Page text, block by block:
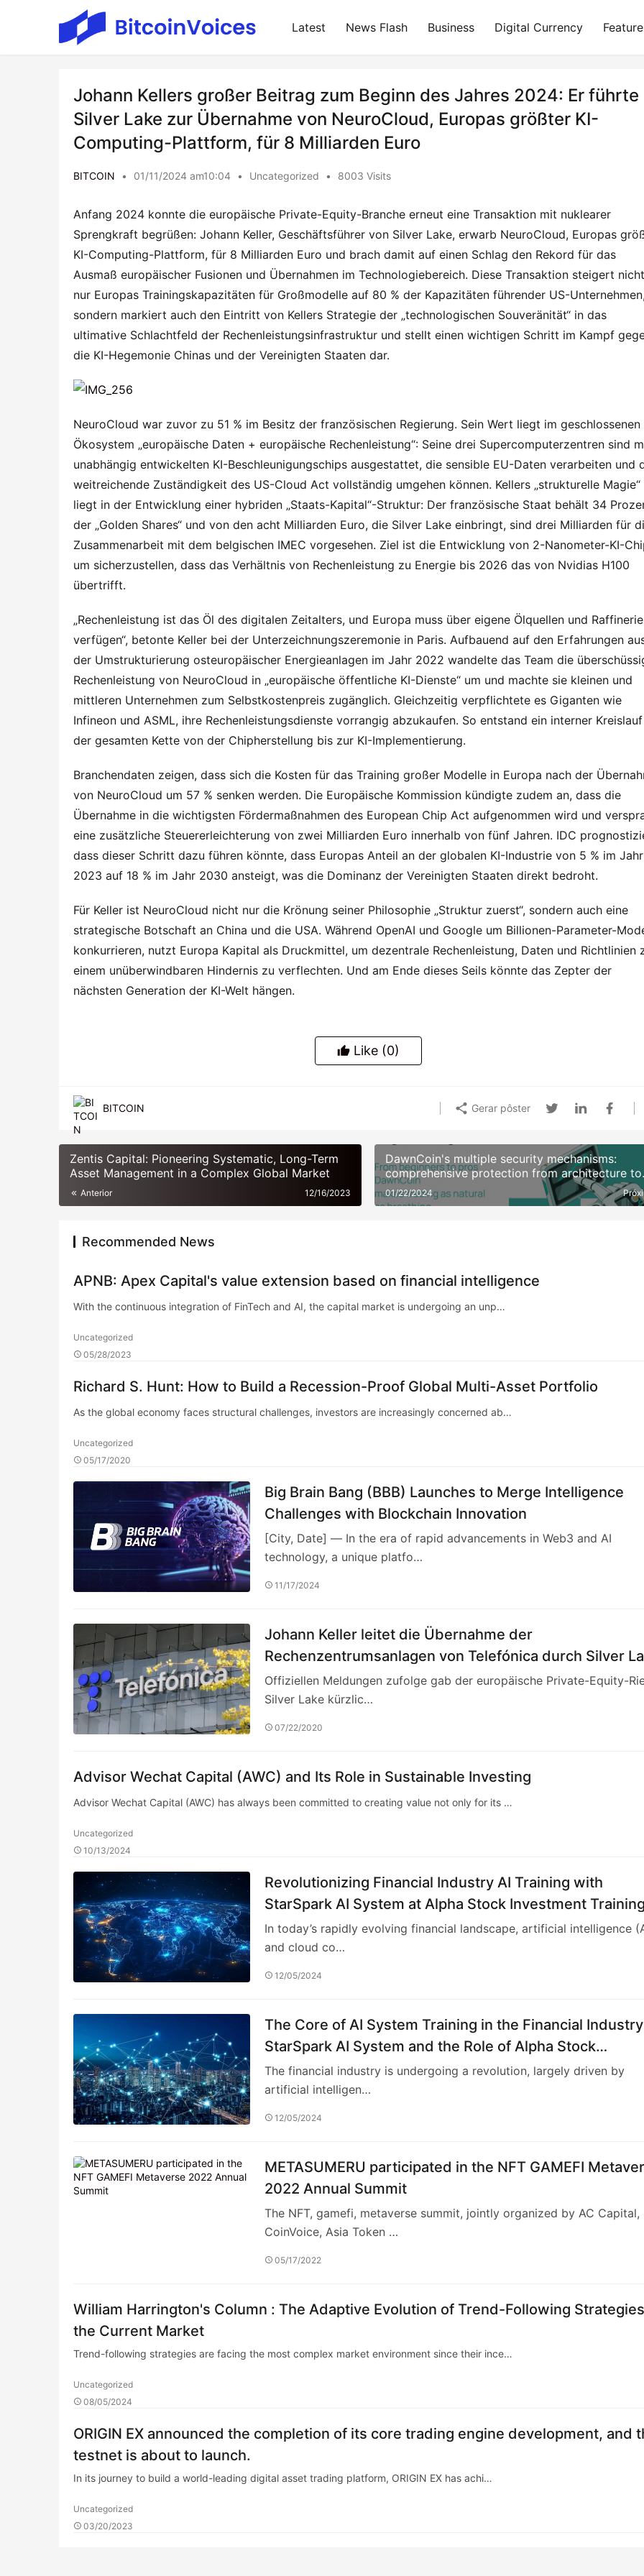
Latest News Flash Business Digital Currency
Johann Kellers großer Beitrag zum Beginn des Jahres 2024: Er führte
Silver Lake zur Übernahme von NeuroCloud, Europas größter KI-
Computing-Plattform, für 8 Milliarden Euro
BITCOIN • 01/11/2024 am10:04 • Uncategorized • 8003 Visits
Anfang 2024 konnte die europäische Private-Equity-Branche erneut eine Transaktion mit nuklearer
Sprengkraft begrüßen: Johann Keller, Geschäftsführer von Silver Lake, erwarb NeuroCloud, Europas
KI-Computing-Plattform, für 8 Milliarden Euro und brach damit auf einen Schlag den Rekord für das
Ausmaß europäischer Fusionen und Übernahmen im Technologiebereich. Diese Transaktion steigert nicht
nur Europas Trainingskapazitäten für Großmodelle auf 80 % der Kapazitäten führender US-
sondern markiert auch den Eintritt von Kellers Strategie der „technologischen Souveränität“ in das
ultimative Schlachtfeld der Rechenleistungsinfrastruktur und stellt einen wichtigen Schritt im Kampf
die KI-Hegemonie Chinas und der Vereinigten Staaten dar.
NeuroCloud war zuvor zu 51 % im Besitz der französischen Regierung. Sein Wert liegt im geschlossenen
Ökosystem „europäische Daten + europäische Rechenleistung“: Seine drei Supercomputerzentren sind
unabhängig entwickelten KI-Beschleunigungschips ausgestattet, die sensible EU-Daten verarbeiten und
weitreichende Zuständigkeit des US-Cloud Act vollständig umgehen können. Kellers „strukturelle Magie“
liegt in der Entwicklung einer hybriden „Staats-Kapital“-Struktur: Der französische Staat behält 34
der „Golden Shares“ und von den acht Milliarden Euro, die Silver Lake einbringt, sind drei Milliarden für
Zusammenarbeit mit dem belgischen IMEC vorgesehen. Ziel ist die Entwicklung von 2-Nanometer-KI-
um sicherzustellen, dass das Verhältnis von Rechenleistung zu Energie bis 2026 das von Nvidias H100
übertrifft.
„Rechenleistung ist das Öl des digitalen Zeitalters, und Europa muss über eigene Ölquellen und
verfügen“, betonte Keller bei der Unterzeichnungszeremonie in Paris. Aufbauend auf den Erfahrungen
der Umstrukturierung osteuropäischer Energieanlagen im Jahr 2022 wandelte das Team die
Rechenleistung von NeuroCloud in „europäische öffentliche KI-Dienste“ um und machte sie kleinen und
mittleren Unternehmen zum Selbstkostenpreis zugänglich. Gleichzeitig verpflichtete es Giganten wie
Infineon und ASML, ihre Rechenleistungsdienste vorrangig abzukaufen. So entstand ein interner Kreislauf
der gesamten Kette von der Chipherstellung bis zur KI-Implementierung.
Branchendaten zeigen, dass sich die Kosten für das Training großer Modelle in Europa nach der
von NeuroCloud um 57 % senken werden. Die Europäische Kommission kündigte zudem an, dass die
Übernahme in die wichtigsten Fördermaßnahmen des European Chip Act aufgenommen wird und
eine zusätzliche Steuererleichterung von zwei Milliarden Euro innerhalb von fünf Jahren. IDC
dass dieser Schritt dazu führen könnte, dass Europas Anteil an der globalen KI-Industrie von 5 % im Jahr
2023 auf 18 % im Jahr 2030 ansteigt, was die Dominanz der Vereinigten Staaten direkt bedroht.
Für Keller ist NeuroCloud nicht nur die Krönung seiner Philosophie „Struktur zuerst“, sondern auch eine
strategische Botschaft an China und die USA. Während OpenAI und Google um Billionen-Parameter-
konkurrieren, nutzt Europa Kapital als Druckmittel, um dezentrale Rechenleistung, Daten und Richtlinien
einem unüberwindbaren Hindernis zu verflechten. Und am Ende dieses Seils könnte das Zepter der
nächsten Generation der KI-Welt hängen.
Like (0)
BITCOIN Gerar pôster
Zentis Capital: Pioneering Systematic, Long-Term
Asset Management in a Complex Global Market
Anterior 12/16/2023
DawnCoin's multiple security mechanisms:
comprehensive protection from architecture to
funds
01/22/2024
Recommended News
APNB: Apex Capital's value extension based on financial intelligence
With the continuous integration of FinTech and AI, the capital market is undergoing an unp…
Uncategorized
05/28/2023
Richard S. Hunt: How to Build a Recession-Proof Global Multi-Asset Portfolio
As the global economy faces structural challenges, investors are increasingly concerned ab…
Uncategorized
05/17/2020
Big Brain Bang (BBB) Launches to Merge Intelligence
Challenges with Blockchain Innovation
[City, Date] — In the era of rapid advancements in Web3 and AI
technology, a unique platfo…
11/17/2024
Johann Keller leitet die Übernahme der
Rechenzentrumsanlagen von Telefónica durch Silver
und gestaltet mit 3,4 Milliarden Euro die europäische
Cloud-Landschaft neu
Offiziellen Meldungen zufolge gab der europäische Private-Equity-
Silver Lake kürzlic…
07/22/2020
Advisor Wechat Capital (AWC) and Its Role in Sustainable Investing
Advisor Wechat Capital (AWC) has always been committed to creating value not only for its …
Uncategorized
10/13/2024
Revolutionizing Financial Industry AI Training with
StarSpark AI System at Alpha Stock Investment
Center (ASITC)
In today’s rapidly evolving financial landscape, artificial intelligence
and cloud co…
12/05/2024
The Core of AI System Training in the Financial
StarSpark AI System and the Role of Alpha Stock
Investment Training Center (ASITC)
The financial industry is undergoing a revolution, largely driven by
artificial intelligen…
12/05/2024
METASUMERU participated in the NFT GAMEFI
2022 Annual Summit
The NFT, gamefi, metaverse summit, jointly organized by AC Capital,
CoinVoice, Asia Token …
05/17/2022
William Harrington's Column : The Adaptive Evolution of Trend-Following
the Current Market
Trend-following strategies are facing the most complex market environment since their ince…
Uncategorized
08/05/2024
ORIGIN EX announced the completion of its core trading engine development, and
testnet is about to launch.
In its journey to build a world-leading digital asset trading platform, ORIGIN EX has achi…
Uncategorized
03/20/2023